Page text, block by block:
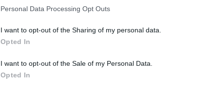
Personal Data Processing Opt Outs
I want to opt-out of the Sharing of my personal data.
Opted In
I want to opt-out of the Sale of my Personal Data.
Opted In